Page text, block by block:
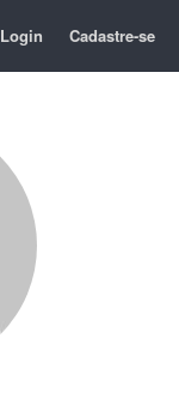
Login Cadastre-se